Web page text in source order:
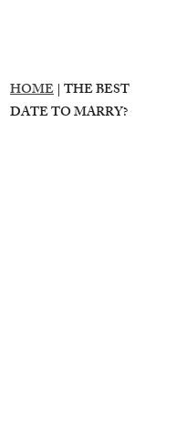
HOME | THE BEST
DATE TO MARRY?